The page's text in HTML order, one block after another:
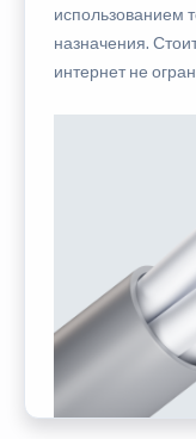
использованием
назначения.
интернет не